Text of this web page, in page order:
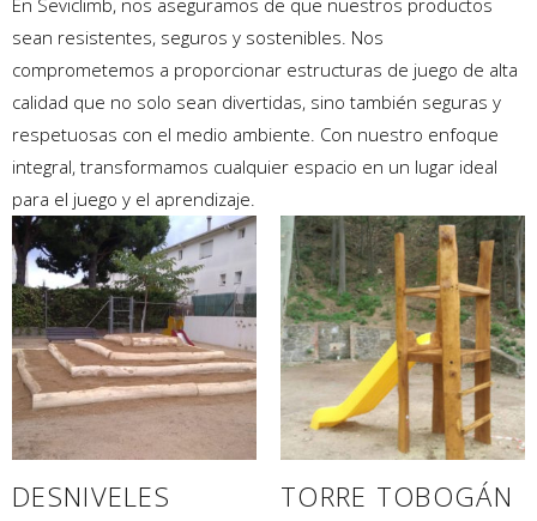
En Seviclimb, nos aseguramos de que nuestros productos
sean resistentes, seguros y sostenibles. Nos
comprometemos a proporcionar estructuras de juego de alta
calidad que no solo sean divertidas, sino también seguras y
respetuosas con el medio ambiente. Con nuestro enfoque
integral, transformamos cualquier espacio en un lugar ideal
para el juego y el aprendizaje.
DESNIVELES TORRE TOBOGÁN